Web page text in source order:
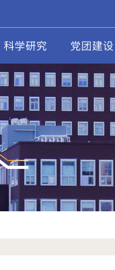
科学研究 党团建设